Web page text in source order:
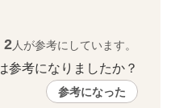
2人が参考にしています。
参考になりましたか？
参考になった